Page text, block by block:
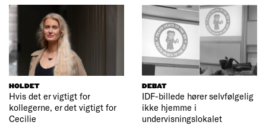
HOLDET
Hvis det er vigtigt for
kollegerne, er det vigtigt for
Cecilie
DEBAT
IDF-billede hører selvfølgelig
ikke hjemme i
undervisningslokalet